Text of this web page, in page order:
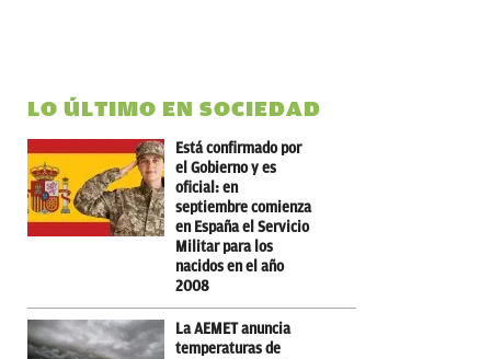
LO ÚLTIMO EN SOCIEDAD
Está confirmado por
el Gobierno y es
oficial: en
septiembre comienza
en España el Servicio
Militar para los
nacidos en el año
2008
La AEMET anuncia
temperaturas de